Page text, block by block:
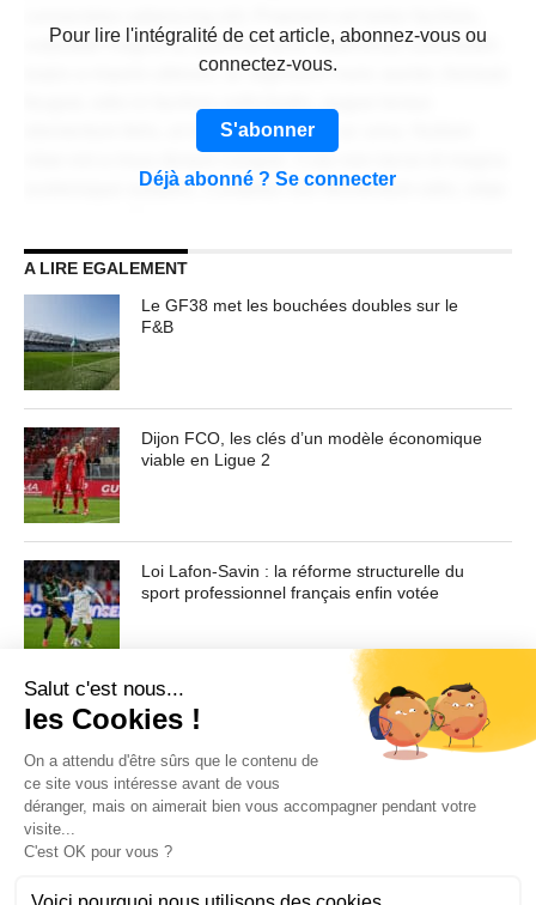
vulputate magna at, pulvinar arcu. Maecenas sollicitudin
turpis a mauris ultrices, ac dignissim nunc auctor. Aenean
elementum felis, ut lacinia nulla urna ac urna. Nullam
scelerisque sodales. Curabitur non fermentum odio, vitae
Lorem ipsum dolor sit amet, consectetur adipiscing elit.
Praesent vel tortor facilisis, vulputate magna at, pulvinar
arcu. Maecenas sollicitudin turpis a mauris ultrices, ac
dignissim nunc auctor. Aenean feugiat, odio in facilisis
sollicitudin, augue lectus elementum felis, ut lacinia nulla
urna ac urna. Nullam vitae est a risus dictum congue.
Cras non lacus id magna scelerisque sodales. Curabitur
non fermentum odio, vitae accumsan odio.
Contenu masqué de l'article... Lorem ipsum dolor sit
facilisis, vulputate magna at, pulvinar arcu. Maecenas
sollicitudin turpis a mauris ultrices, ac dignissim nunc
auctor. Aenean feugiat, odio in facilisis sollicitudin, augue
lectus elementum felis, ut lacinia nulla urna ac urna.
Nullam vitae est a risus dictum congue. Cras non lacus id
magna scelerisque sodales. Curabitur non fermentum
odio, vitae accumsan odio.
CONTENU RÉSERVÉ AUX
ABONNÉS
Pour lire l'intégralité de cet article, abonnez-vous ou
connectez-vous.
S'abonner
Déjà abonné ? Se connecter
A LIRE EGALEMENT
Le GF38 met les bouchées doubles sur le
F&B
Dijon FCO, les clés d’un modèle économique
viable en Ligue 2
Loi Lafon-Savin : la réforme structurelle du
sport professionnel français enfin votée
Pour toute demande d'information ou de désabonnement :